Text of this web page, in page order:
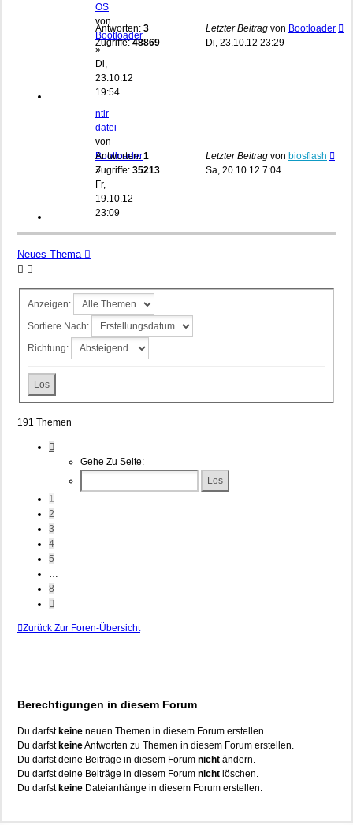
OS
von
Bootloader
»
Di,
23.10.12
19:54
Antworten: 3
Zugriffe:48869
Letzter Beitrag von Bootloader
Di, 23.10.12 23:29
ntlr
datei
von
Bootloader
»
Fr,
19.10.12
23:09
Antworten:1
Zugriffe: 35213
Letzter Beitrag von biosflash
Sa, 20.10.12 7:04
Neues Thema
Anzeigen:
Sortiere Nach:
Richtung:
191 Themen
Gehe Zu Seite:
1
2
3
4
5
…
8
Zurück Zur Foren-Übersicht
Berechtigungen in diesem Forum
Du darfst keine neuen Themen in diesem Forum erstellen.
Du darfst keineAntworten zu Themen in diesem Forum erstellen.
Du darfst deine Beiträge in diesem Forum nicht ändern.
Du darfst deine Beiträge in diesem Forum nicht löschen.
Du darfst keine Dateianhänge in diesem Forum erstellen.